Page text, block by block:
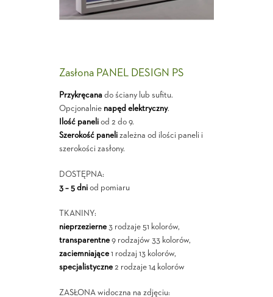
Zasłona PANEL DESIGN PS
Przykręcanado ściany lub sufitu.
Opcjonalnie napęd elektryczny.
Ilość paneliod 2 do 9.
Szerokość panelizależna od ilości paneli i
szerokości zasłony.
DOSTĘPNA:
3 – 5 dniod pomiaru
TKANINY:
nieprzezierne3 rodzaje 51 kolorów,
transparentne9 rodzajów 33 kolorów,
zaciemniające1 rodzaj 13 kolorów,
specjalistyczne2 rodzaje 14 kolorów
ZASŁONA widoczna na zdjęciu: